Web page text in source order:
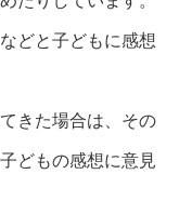
どと子どもに感想
きた場合は、その
どもの感想に意見